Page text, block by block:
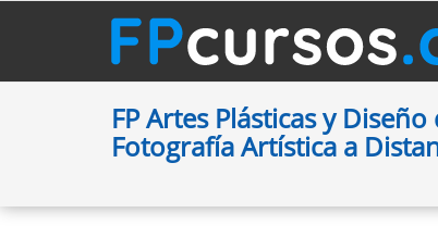
FP Artes Plásticas y
Fotografía Artística a